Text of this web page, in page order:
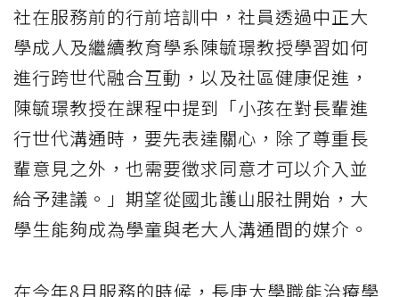
社在服務前的行前培訓中，社員透過中正大
學成人及繼續教育學系陳毓璟教授學習如何
進行跨世代融合互動，以及社區健康促進，
陳毓璟教授在課程中提到「小孩在對長輩進
行世代溝通時，要先表達關心，除了尊重長
輩意見之外，也需要徵求同意才可以介入並
給予建議。」期望從國北護山服社開始，大
學生能夠成為學童與老大人溝通間的媒介。
在今年8月服務的時候，長庚大學職能治療學